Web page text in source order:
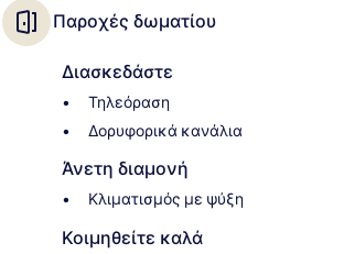
Παροχές δωματίου
Διασκεδάστε
Τηλεόραση
Δορυφορικά κανάλια
Άνετη διαμονή
Κλιματισμός με ψύξη
Κοιμηθείτε καλά